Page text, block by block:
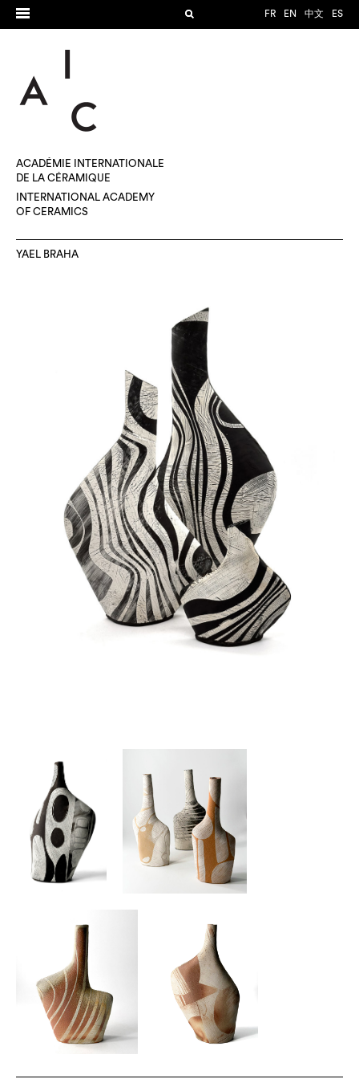
FR EN 中文 ES
ACADÉMIE INTERNATIONALE
DE LA CÉRAMIQUE
INTERNATIONAL ACADEMY
OF CERAMICS
YAEL BRAHA